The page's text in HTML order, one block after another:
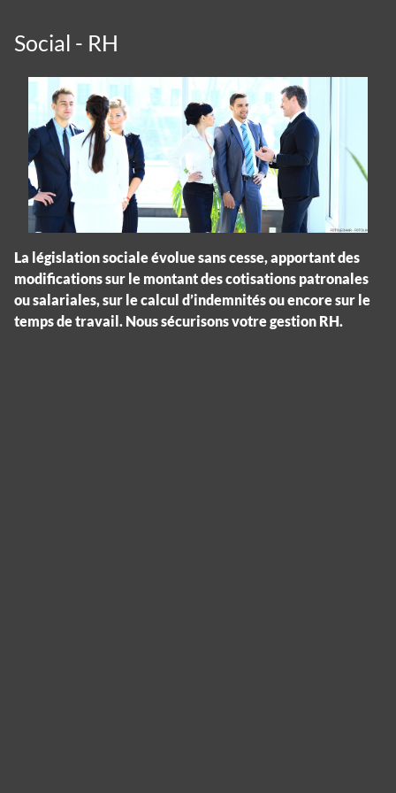
Social - RH
La législation sociale évolue sans cesse, apportant des
modifications sur le montant des cotisations patronales
ou salariales, sur le calcul d’indemnités ou encore sur le
temps de travail. Nous sécurisons votre gestion RH.